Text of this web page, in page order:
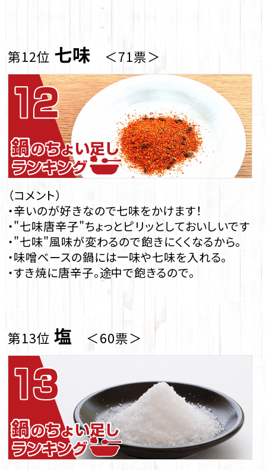
第12位 七味 ＜71票＞
（コメント）
・辛いのが好きなので七味をかけます！
・"七味唐辛子"ちょっとピリッとしておいしいです
・"七味"風味が変わるので飽きにくくなるから。
・味噌ベースの鍋には一味や七味を入れる。
・すき焼に唐辛子。途中で飽きるので。
第13位 塩 ＜60票＞